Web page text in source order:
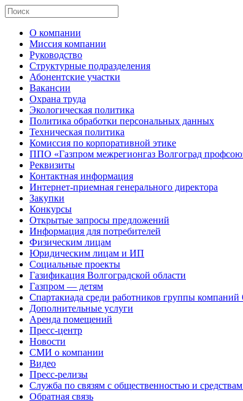
О компании
Миссия компании
Руководство
Структурные подразделения
Абонентские участки
Вакансии
Охрана труда
Экологическая политика
Политика обработки персональных данных
Техническая политика
Комиссия по корпоративной этике
ППО «Газпром межрегионгаз Волгоград
Реквизиты
Контактная информация
Интернет-приемная генерального директора
Закупки
Конкурсы
Открытые запросы предложений
Информация для потребителей
Физическим лицам
Юридическим лицам и ИП
Социальные проекты
Газификация Волгоградской области
Газпром — детям
Спартакиада среди работников группы
Дополнительные услуги
Аренда помещений
Пресс-центр
Новости
СМИ о компании
Видео
Пресс-релизы
Служба по связям с общественностью и
Обратная связь